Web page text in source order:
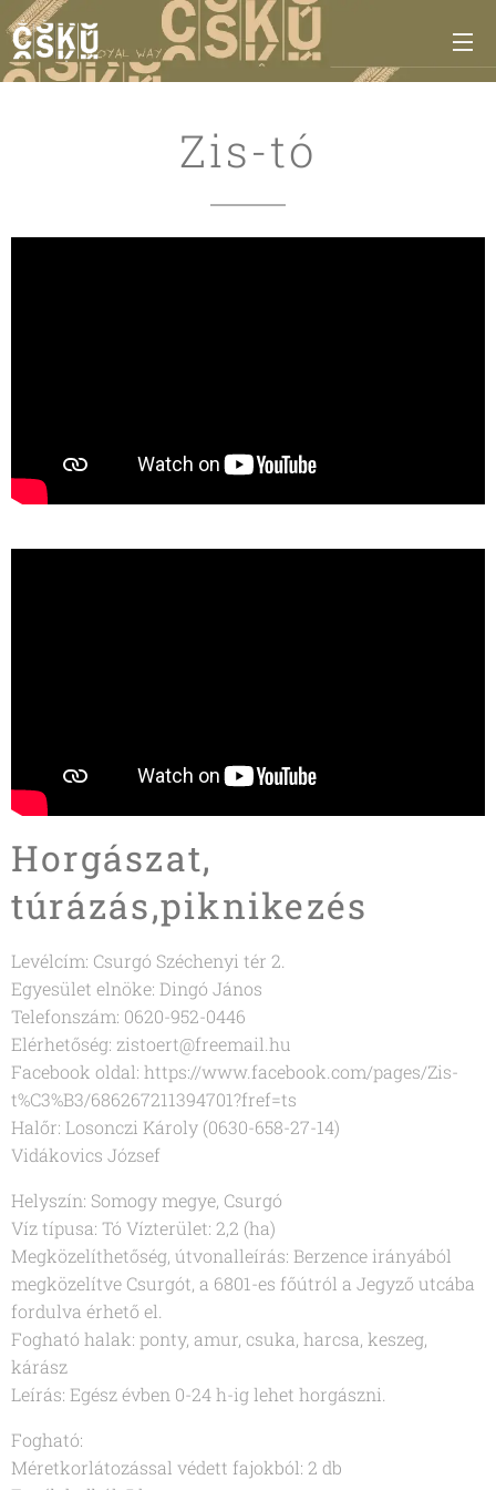
Zis-tó
Horgászat,
túrázás,piknikezés
Levélcím: Csurgó Széchenyi tér 2.
Egyesület elnöke: Dingó János
Telefonszám: 0620-952-0446
Elérhetőség: zistoert@freemail.hu
Facebook oldal: https://www.facebook.com/pages/Zis-
t%C3%B3/686267211394701?fref=ts
Halőr: Losonczi Károly (0630-658-27-14)
Vidákovics József
Helyszín: Somogy megye, Csurgó
Víz típusa: Tó Vízterület: 2,2 (ha)
Megközelíthetőség, útvonalleírás: Berzence irányából
megközelítve Csurgót, a 6801-es főútról a Jegyző utcába
fordulva érhető el.
Fogható halak: ponty, amur, csuka, harcsa, keszeg,
kárász
Leírás: Egész évben 0-24 h-ig lehet horgászni.
Fogható:
Méretkorlátozással védett fajokból: 2 db